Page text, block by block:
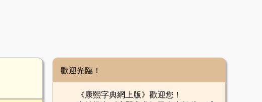
歡迎光臨！
《康熙字典網上版》歡迎您！